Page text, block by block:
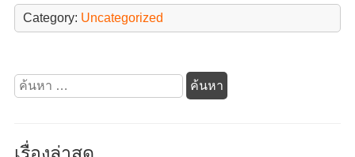
Category: Uncategorized
ค้นหา
สำหรับ:
เรื่องล่าสุด